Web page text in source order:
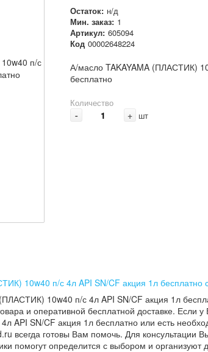
Остаток: н/д
Мин. заказ: 1
Артикул: 605094
Код 00002648224
А/масло TAKAYAMA (ПЛАСТИК)
бесплатно
Количество
- + шт
10w40 п/с 4л API SN/CF акция 1л бесплатно
10w40 п/с 4л API SN/CF акция 1л
и оперативной бесплатной доставке. Если
API SN/CF акция 1л бесплатно или есть
всегда готовы Вам помочь. Для консультации
помогут определится с выбором и организуют